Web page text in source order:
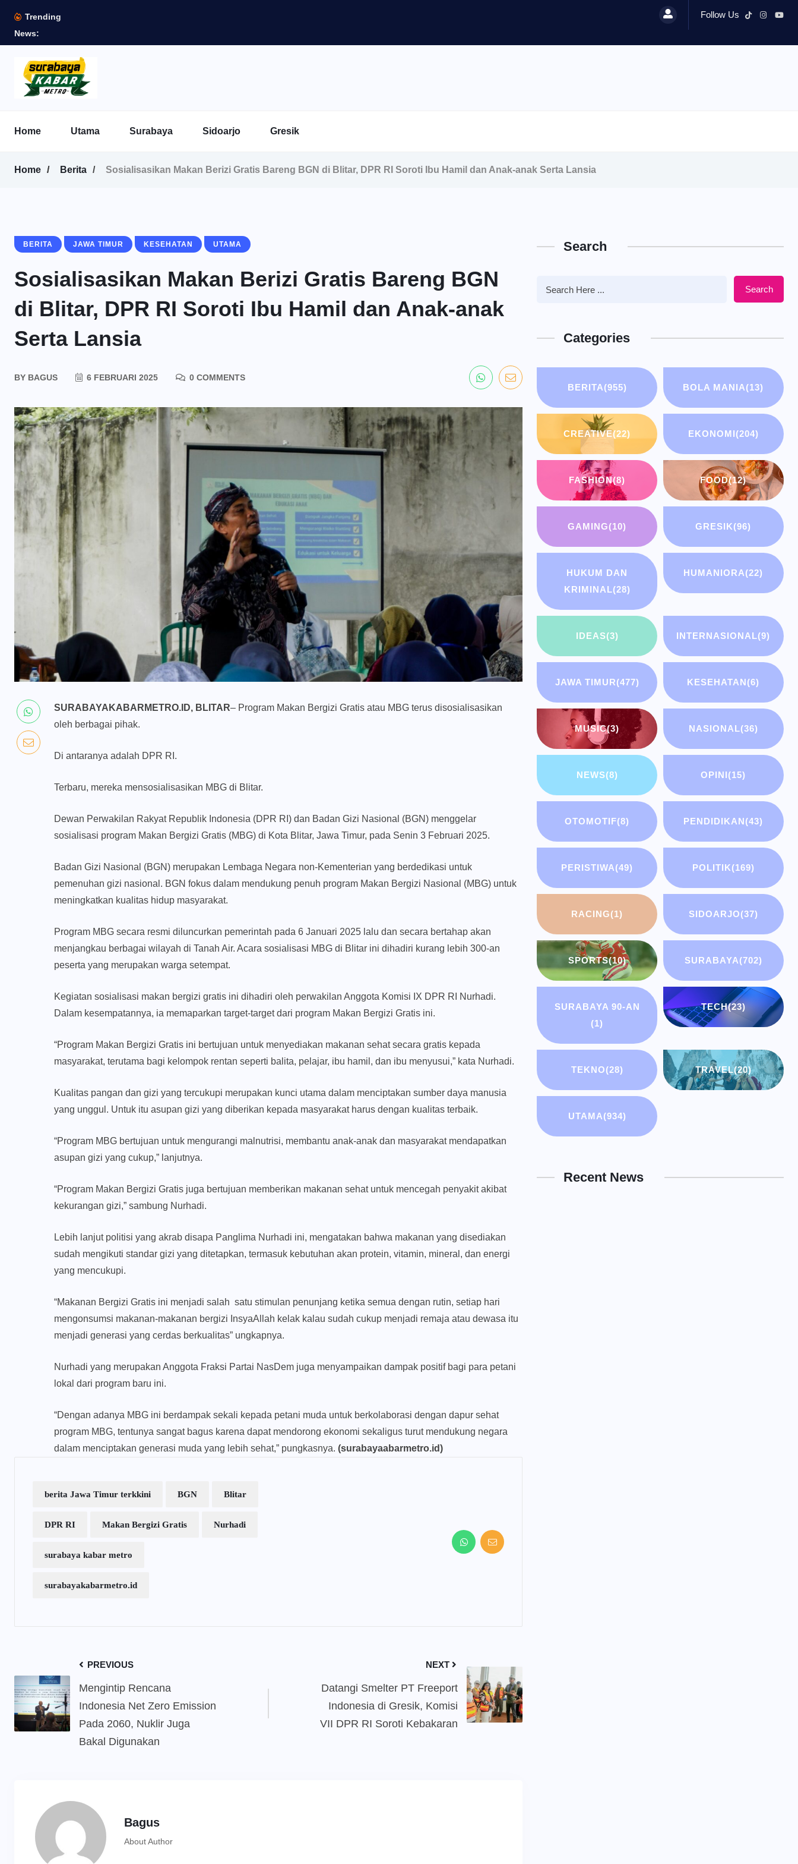
Trending
News:
Follow Us
Home Utama Surabaya Sidoarjo Gresik
Home Berita Sosialisasikan Makan Berizi Gratis Bareng BGN di Blitar, DPR RI Soroti Ibu Hamil dan Anak-anak Serta Lansia
BERITA JAWA TIMUR KESEHATAN UTAMA
Sosialisasikan Makan Berizi Gratis Bareng BGN
di Blitar, DPR RI Soroti Ibu Hamil dan Anak-anak
Serta Lansia
BY BAGUS 6 FEBRUARI 2025 0 COMMENTS
SURABAYAKABARMETRO.ID, BLITAR– Program Makan Bergizi Gratis atau MBG terus disosialisasikan
oleh berbagai pihak.
Di antaranya adalah DPR RI.
Terbaru, mereka mensosialisasikan MBG di Blitar.
Dewan Perwakilan Rakyat Republik Indonesia (DPR RI) dan Badan Gizi Nasional (BGN) menggelar
sosialisasi program Makan Bergizi Gratis (MBG) di Kota Blitar, Jawa Timur, pada Senin 3 Februari 2025.
Badan Gizi Nasional (BGN) merupakan Lembaga Negara non-Kementerian yang berdedikasi untuk
pemenuhan gizi nasional. BGN fokus dalam mendukung penuh program Makan Bergizi Nasional (MBG) untuk
meningkatkan kualitas hidup masyarakat.
Program MBG secara resmi diluncurkan pemerintah pada 6 Januari 2025 lalu dan secara bertahap akan
menjangkau berbagai wilayah di Tanah Air. Acara sosialisasi MBG di Blitar ini dihadiri kurang lebih 300-an
peserta yang merupakan warga setempat.
Kegiatan sosialisasi makan bergizi gratis ini dihadiri oleh perwakilan Anggota Komisi IX DPR RI Nurhadi.
Dalam kesempatannya, ia memaparkan target-target dari program Makan Bergizi Gratis ini.
“Program Makan Bergizi Gratis ini bertujuan untuk menyediakan makanan sehat secara gratis kepada
masyarakat, terutama bagi kelompok rentan seperti balita, pelajar, ibu hamil, dan ibu menyusui,” kata Nurhadi.
Kualitas pangan dan gizi yang tercukupi merupakan kunci utama dalam menciptakan sumber daya manusia
yang unggul. Untuk itu asupan gizi yang diberikan kepada masyarakat harus dengan kualitas terbaik.
“Program MBG bertujuan untuk mengurangi malnutrisi, membantu anak-anak dan masyarakat mendapatkan
asupan gizi yang cukup,” lanjutnya.
“Program Makan Bergizi Gratis juga bertujuan memberikan makanan sehat untuk mencegah penyakit akibat
kekurangan gizi,” sambung Nurhadi.
Lebih lanjut politisi yang akrab disapa Panglima Nurhadi ini, mengatakan bahwa makanan yang disediakan
sudah mengikuti standar gizi yang ditetapkan, termasuk kebutuhan akan protein, vitamin, mineral, dan energi
yang mencukupi.
“Makanan Bergizi Gratis ini menjadi salah satu stimulan penunjang ketika semua dengan rutin, setiap hari
mengonsumsi makanan-makanan bergizi InsyaAllah kelak kalau sudah cukup menjadi remaja atau dewasa itu
menjadi generasi yang cerdas berkualitas” ungkapnya.
Nurhadi yang merupakan Anggota Fraksi Partai NasDem juga menyampaikan dampak positif bagi para petani
lokal dari program baru ini.
“Dengan adanya MBG ini berdampak sekali kepada petani muda untuk berkolaborasi dengan dapur sehat
program MBG, tentunya sangat bagus karena dapat mendorong ekonomi sekaligus turut mendukung negara
dalam menciptakan generasi muda yang lebih sehat,” pungkasnya. (surabayaabarmetro.id)
berita Jawa Timur terkkini BGN Blitar
DPR RI Makan Bergizi Gratis Nurhadi
surabaya kabar metro
surabayakabarmetro.id
PREVIOUS
Mengintip Rencana
Indonesia Net Zero Emission
Pada 2060, Nuklir Juga
Bakal Digunakan
NEXT
Datangi Smelter PT Freeport
Indonesia di Gresik, Komisi
VII DPR RI Soroti Kebakaran
Bagus
About Author
Search
Search
Categories
BERITA(955) BOLA MANIA(13)
CREATIVE(22) EKONOMI(204)
FASHION(8) FOOD(12)
GAMING(10) GRESIK(96)
HUKUM DAN
KRIMINAL(28)
HUMANIORA(22)
IDEAS(3) INTERNASIONAL(9)
JAWA TIMUR(477) KESEHATAN(6)
MUSIC(3) NASIONAL(36)
NEWS(8) OPINI(15)
OTOMOTIF(8) PENDIDIKAN(43)
PERISTIWA(49) POLITIK(169)
RACING(1) SIDOARJO(37)
SPORTS(10) SURABAYA(702)
SURABAYA 90-AN
(1)
TECH(23)
TEKNO(28) TRAVEL(20)
UTAMA(934)
Recent News